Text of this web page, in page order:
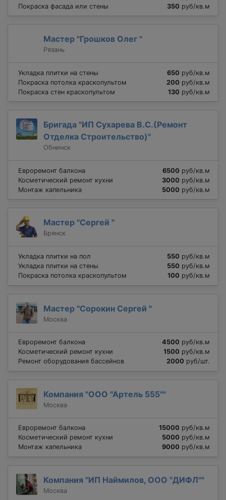
Покраска фасада или стены
350 руб/кв.м
Мастер "Грошков Олег "
Рязань
Укладка плитки на стены 650 руб/кв.м
Покраска потолка краскопультом
200 руб/кв.м
Покраска стен краскопультом
130 руб/кв.м
Бригада "ИП Сухарева В.С.(Ремонт
Отделка Строительство)"
Обнинск
Евроремонт балкона 6500 руб/кв.м
Косметический ремонт кухни
3000 руб/кв.м
Монтаж капельника
5000 руб/кв.м
Мастер "Сергей "
Брянск
Укладка плитки на пол 550 руб/кв.м
Укладка плитки на стены
550 руб/кв.м
Покраска потолка краскопультом
100 руб/кв.м
Мастер "Сорокин Сергей "
Москва
Евроремонт балкона 4500 руб/кв.м
Косметический ремонт кухни
1500 руб/кв.м
Ремонт оборудования бассейнов
2000 руб/шт.
Компания "ООО "Артель 555""
Москва
Евроремонт балкона 15000 руб/кв.м
Косметический ремонт кухни
5000 руб/кв.м
Монтаж капельника
9000 руб/кв.м
Компания "ИП Наймилов, ООО "ДИФЛ""
Москва